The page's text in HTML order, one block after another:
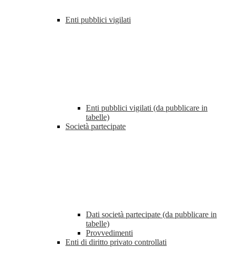
Enti pubblici vigilati
Enti pubblici vigilati (da pubblicare in
tabelle)
Società partecipate
Dati società partecipate (da pubblicare in
tabelle)
Provvedimenti
Enti di diritto privato controllati